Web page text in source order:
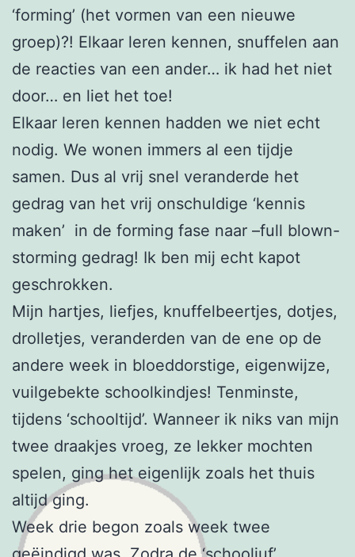
‘forming’ (het vormen van een nieuwe
groep)?! Elkaar leren kennen, snuffelen aan
de reacties van een ander… ik had het niet
door… en liet het toe!
Elkaar leren kennen hadden we niet echt
nodig. We wonen immers al een tijdje
samen. Dus al vrij snel veranderde het
gedrag van het vrij onschuldige ‘kennis
maken’ in de forming fase naar –full blown-
storming gedrag! Ik ben mij echt kapot
geschrokken.
Mijn hartjes, liefjes, knuffelbeertjes, dotjes,
drolletjes, veranderden van de ene op de
andere week in bloeddorstige, eigenwijze,
vuilgebekte schoolkindjes! Tenminste,
tijdens ‘schooltijd’. Wanneer ik niks van mijn
twee draakjes vroeg, ze lekker mochten
spelen, ging het eigenlijk zoals het thuis
altijd ging.
Week drie begon zoals week twee